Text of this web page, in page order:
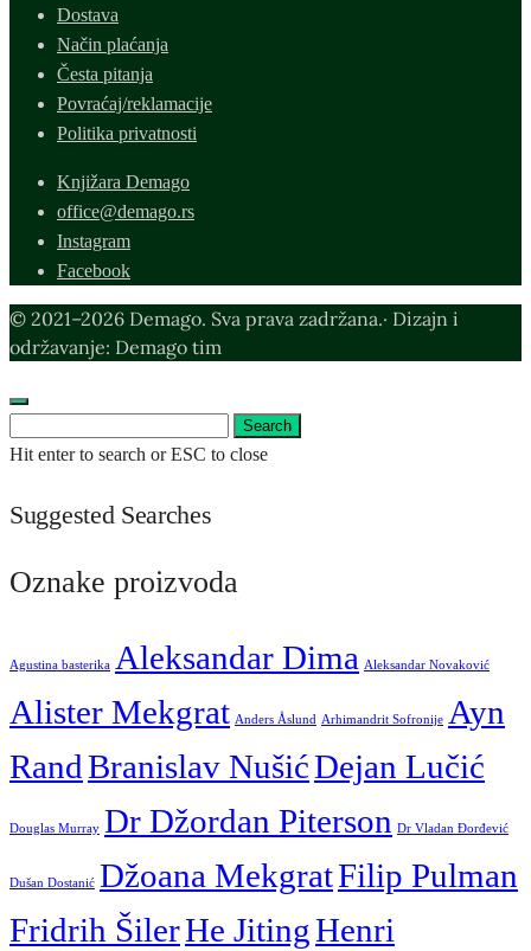
Dostava
Način plaćanja
Česta pitanja
Povraćaj/reklamacije
Politika privatnosti
Knjižara Demago
office@demago.rs
Instagram
Facebook
© 2021–2026 Demago. Sva prava zadržana.· Dizajn i
održavanje: Demago tim
Search
Hit enter to search or ESC to close
Suggested Searches
Oznake proizvoda
Agustina basterika Aleksandar Dima Aleksandar Novaković
Alister Mekgrat Anders Åslund Arhimandrit Sofronije Ayn
RandBranislav NušićDejan Lučić
Douglas Murray Dr Džordan Piterson Dr Vladan Đorđević
Dušan Dostanić Džoana MekgratFilip Pulman
Fridrih ŠilerHe JitingHenri